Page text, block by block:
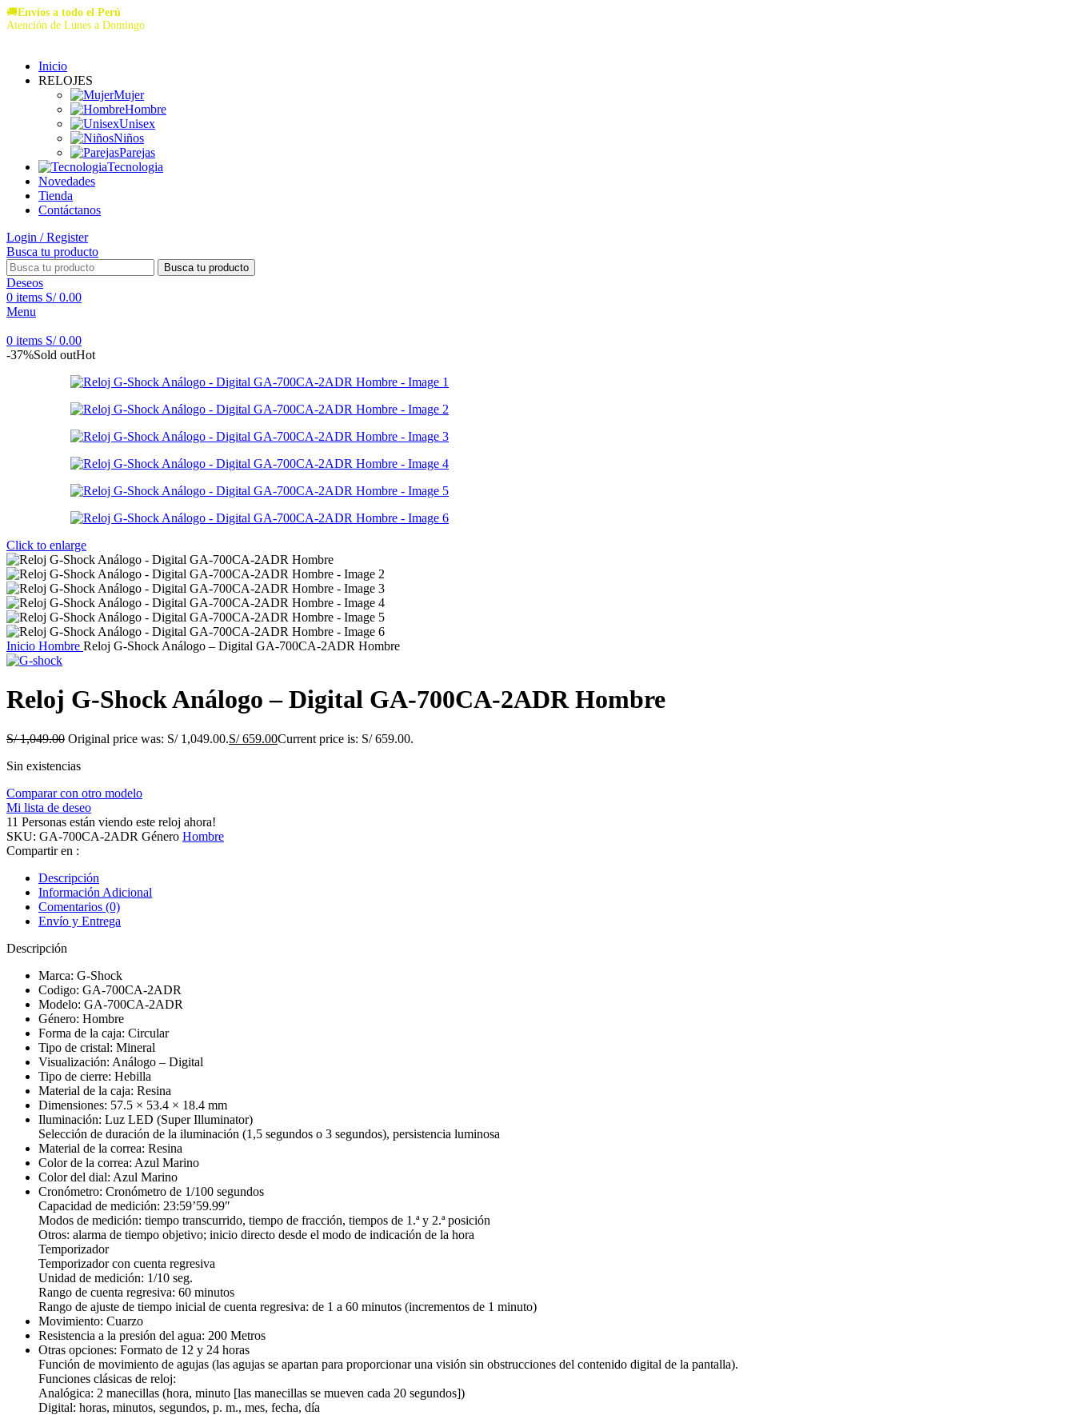
🚚Envíos a todo el Perú
Atención de Lunes a Domingo
Inicio
RELOJES
Mujer
Hombre
Unisex
Niños
Parejas
Tecnologia
Novedades
Tienda
Contáctanos
Login / Register
Busca tu producto
Busca tu producto
Deseos
0 items S/0.00
Menu
0 items S/0.00
-37%Sold outHot
Click to enlarge
Inicio Hombre Reloj G-Shock Análogo – Digital GA-700CA-2ADR Hombre
Reloj G-Shock Análogo – Digital GA-700CA-2ADR Hombre
S/1,049.00 Original price was: S/ 1,049.00.S/659.00Current price is: S/ 659.00.
Sin existencias
Comparar con otro modelo
Mi lista de deseo
11 Personas están viendo este reloj ahora!
SKU: GA-700CA-2ADR Género Hombre
Compartir en :
Descripción
Información Adicional
Comentarios (0)
Envío y Entrega
Descripción
Marca: G-Shock
Codigo: GA-700CA-2ADR
Modelo: GA-700CA-2ADR
Género: Hombre
Forma de la caja: Circular
Tipo de cristal: Mineral
Visualización: Análogo – Digital
Tipo de cierre: Hebilla
Material de la caja: Resina
Dimensiones: 57.5 × 53.4 × 18.4 mm
Iluminación: Luz LED (Super Illuminator)
Selección de duración de la iluminación (1,5 segundos o 3 segundos), persistencia luminosa
Material de la correa: Resina
Color de la correa: Azul Marino
Color del dial: Azul Marino
Cronómetro: Cronómetro de 1/100 segundos
Capacidad de medición: 23:59’59.99″
Modos de medición: tiempo transcurrido, tiempo de fracción, tiempos de 1.ª y 2.ª posición
Otros: alarma de tiempo objetivo; inicio directo desde el modo de indicación de la hora
Temporizador
Temporizador con cuenta regresiva
Unidad de medición: 1/10 seg.
Rango de cuenta regresiva: 60 minutos
Rango de ajuste de tiempo inicial de cuenta regresiva: de 1 a 60 minutos (incrementos de 1 minuto)
Movimiento: Cuarzo
Resistencia a la presión del agua: 200 Metros
Otras opciones: Formato de 12 y 24 horas
Función de movimiento de agujas (las agujas se apartan para proporcionar una visión sin obstrucciones del contenido digital de la pantalla).
Funciones clásicas de reloj:
Analógica: 2 manecillas (hora, minuto [las manecillas se mueven cada 20 segundos])
Digital: horas, minutos, segundos, p. m., mes, fecha, día